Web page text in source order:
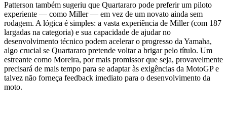
Patterson também sugeriu que Quartararo pode preferir um piloto
experiente — como Miller — em vez de um novato ainda sem
rodagem. A lógica é simples: a vasta experiência de Miller (com 187
largadas na categoria) e sua capacidade de ajudar no
desenvolvimento técnico podem acelerar o progresso da Yamaha,
algo crucial se Quartararo pretende voltar a brigar pelo título. Um
estreante como Moreira, por mais promissor que seja, provavelmente
precisará de mais tempo para se adaptar às exigências da MotoGP e
talvez não forneça feedback imediato para o desenvolvimento da
moto.